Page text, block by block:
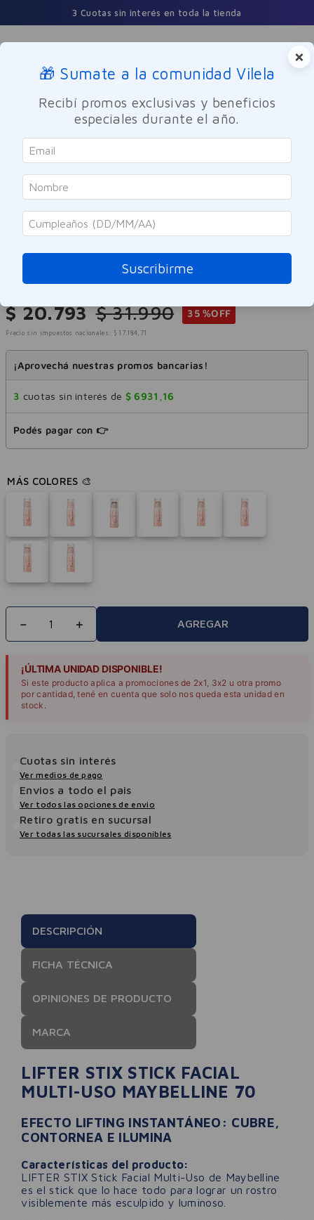
3 Cuotas sin interés en toda la tienda
Buscar
Maquillaje Rostro
Maybelline
Lifter Stix Stick Facial Multi-uso
Maybelline 70
Referencia:-320556
$ 20.793 $ 31.990 35 %OFF
Precio sin impuestos nacionales: $ 17.184, 71
¡Aprovechá nuestras promos bancarias!
3 cuotas sin interés de $ 6931 ,16
Podés pagar con 👉
＋
－ AGREGAR
¡ÚLTIMA UNIDAD DISPONIBLE!
Si este producto aplica a promociones de 2x1, 3x2 u otra promo
por cantidad, tené en cuenta que solo nos queda esta unidad en
stock.
Cuotas sin interés
Ver medios de pago
Envios a todo el pais
Ver todos las opciones de envio
Retiro gratis en sucursal
Ver todas las sucursales disponibles
DESCRIPCIÓN
FICHA TÉCNICA
OPINIONES DE PRODUCTO
MARCA
LIFTER STIX STICK FACIAL
MULTI-USO MAYBELLINE 70
EFECTO LIFTING INSTANTÁNEO: CUBRE,
CONTORNEA E ILUMINA
Características del producto:
LIFTER STIX Stick Facial Multi-Uso de Maybelline
es el stick que lo hace todo para lograr un rostro
visiblemente más esculpido y luminoso.
×
🎁 Sumate a la comunidad Vilela
Recibí promos exclusivas y beneficios
especiales durante el año.
Suscribirme